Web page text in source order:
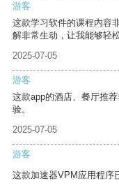
游客
这款学习软件的课程内容
解非常生动，让我能够轻
2025-07-05
游客
这款app的酒店、餐厅推
验。
2025-07-05
游客
这款加速器VPM应用程序